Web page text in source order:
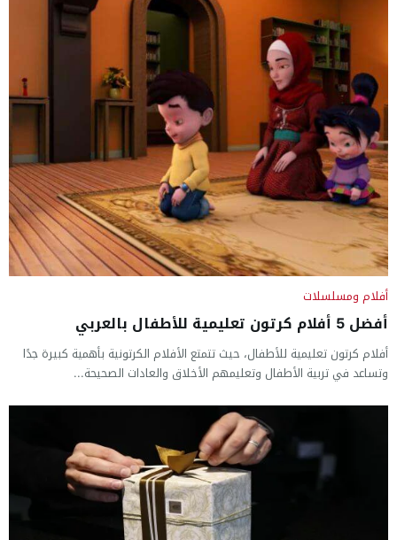
أفلام ومسلسلات
أفضل 5 أفلام كرتون تعليمية للأطفال بالعربي
أفلام كرتون تعليمية للأطفال، حيث تتمتع الأفلام الكرتونية بأهمية كبيرة جدًا
وتساعد في تربية الأطفال وتعليمهم الأخلاق والعادات الصحيحة...